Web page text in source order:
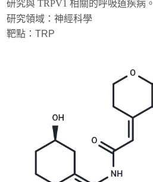
研究與 TRPV1 相關的呼吸道疾病。
研究領域：神經科學
靶點：TRP